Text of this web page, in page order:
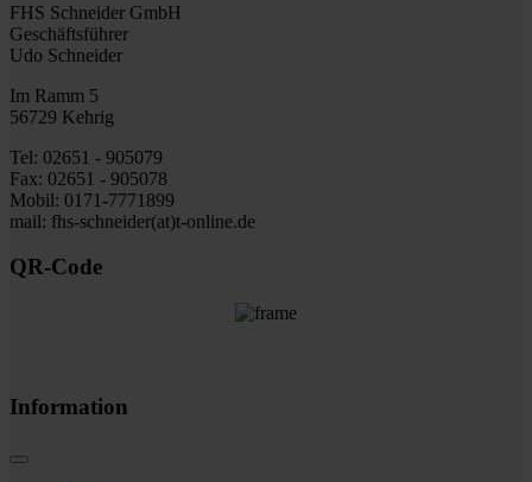
FHS Schneider GmbH
Geschäftsführer
Udo Schneider
Im Ramm 5
56729 Kehrig
Tel: 02651 - 905079
Fax: 02651 - 905078
Mobil: 0171-7771899
mail: fhs-schneider(at)t-online.de
QR-Code
Information